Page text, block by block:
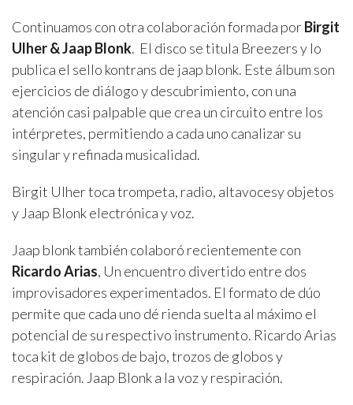
Continuamos con otra colaboración formada porBirgit
Ulher & Jaap Blonk. El disco se titula Breezers y lo
publica el sello kontrans de jaap blonk. Este álbum son
ejercicios de diálogo y descubrimiento, con una
atención casi palpable que crea un circuito entre los
intérpretes, permitiendo a cada uno canalizar su
singular y refinada musicalidad.
Birgit Ulher toca trompeta, radio, altavocesy objetos
y Jaap Blonk electrónica y voz.
Jaap blonk también colaboró recientemente con
Ricardo Arias, Un encuentro divertido entre dos
improvisadores experimentados. El formato de dúo
permite que cada uno dé rienda suelta al máximo el
potencial de su respectivo instrumento. Ricardo Arias
toca kit de globos de bajo, trozos de globos y
respiración. Jaap Blonk a la voz y respiración.